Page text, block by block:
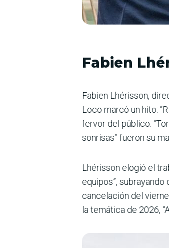
Fabien
Fabien Lhérisson,
Loco marcó un hito:
fervor del público:
sonrisas” fueron su
Lhérisson elogió el
equipos”,
cancelación del
la temática de 2026,